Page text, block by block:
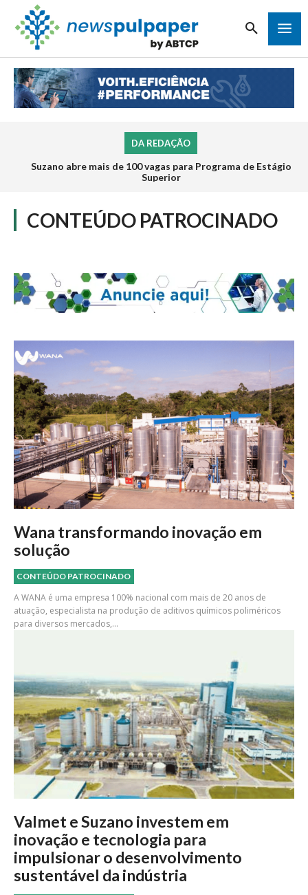
DA REDAÇÃO
Suzano abre mais de 100 vagas para Programa de Estágio
Superior
CONTEÚDO PATROCINADO
Wana transformando inovação em
solução
CONTEÚDO PATROCINADO
A WANA é uma empresa 100% nacional com mais de 20 anos de
atuação, especialista na produção de aditivos químicos poliméricos
para diversos mercados,...
Valmet e Suzano investem em
inovação e tecnologia para
impulsionar o desenvolvimento
sustentável da indústria